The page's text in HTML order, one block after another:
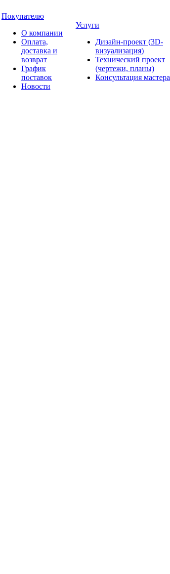
Покупателю
О компании
Оплата,
доставка и
возврат
График
поставок
Новости
Услуги
Дизайн-проект (3D-
визуализация)
Технический проект
(чертежи, планы)
Консультация мастера